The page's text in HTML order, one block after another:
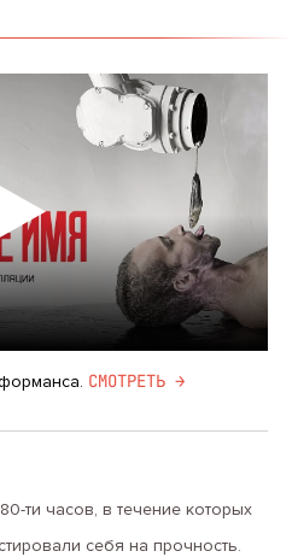
CМОТРЕТЬ →
ти часов, в течение которых
себя на прочность.